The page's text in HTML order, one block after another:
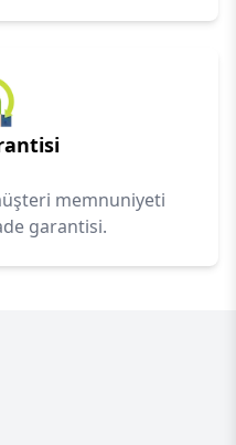
memnuniyeti
garantisi.